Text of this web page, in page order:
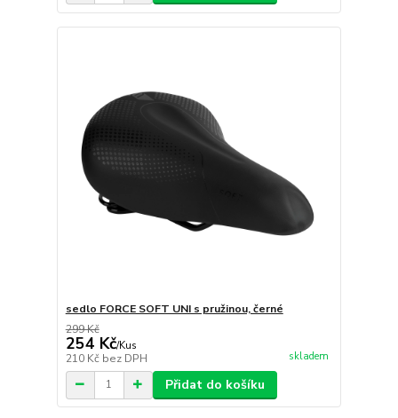
sedlo FORCE SOFT UNI s pružinou, černé
299 Kč
254 Kč/Kus
210 Kč bez DPH skladem
Přidat do košíku